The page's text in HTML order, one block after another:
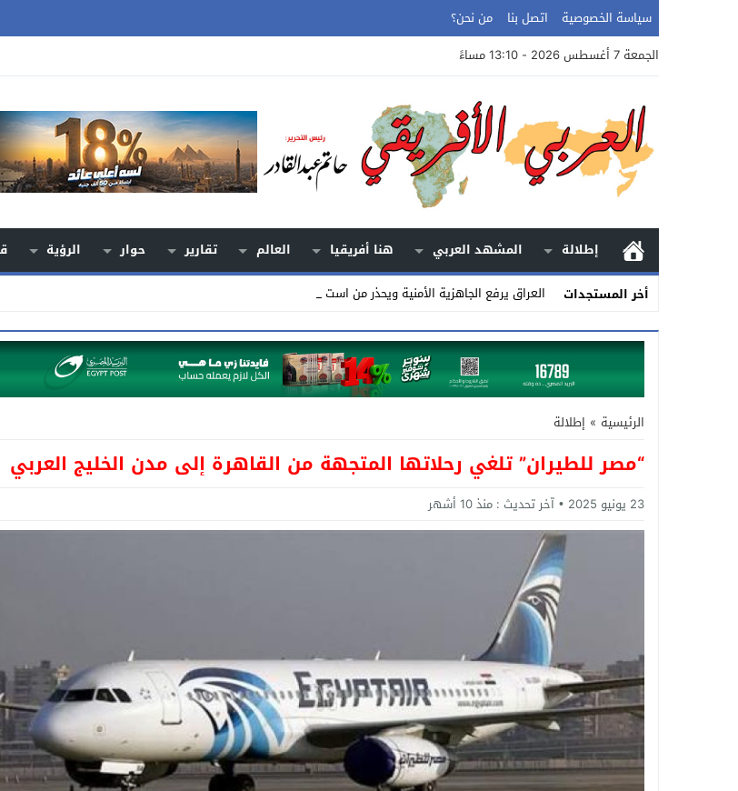
سياسة الخصوصية اتصل بنا
من نحن؟
الجمعة 7 أغسطس 2026 - 13:10 مساءً
إطلالة المشهد العربي هنا أفريقيا العالم تقارير حوار الرؤية
أخر المستجدات
العراق يرفع الجاهزية الأمنية ويحذر من استخدام أراض_
Stop
Previous
Next
الرئيسية » إطلالة
“مصر للطيران” تلغي رحلاتها المتجهة من القاهرة إلى مدن الخليج العربي
23 يونيو 2025 آخر تحديث : منذ 10 أشهر